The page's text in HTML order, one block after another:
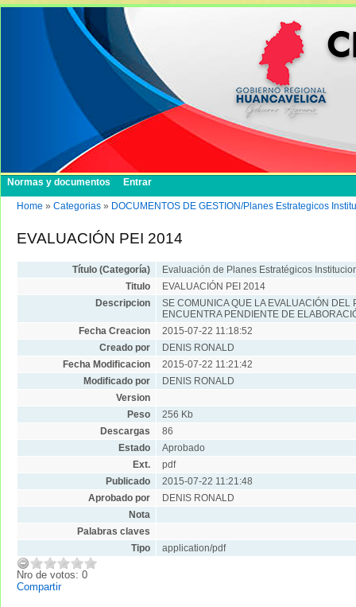
Normas y documentos Entrar
Home » Categorias » DOCUMENTOS DE GESTION/Planes Estrategicos
EVALUACIÓN PEI 2014
Título (Categoría)
Evaluación de Planes Estratégicos
Titulo
EVALUACIÓN PEI 2014
Descripcion
SE COMUNICA QUE LA EVALUACIÓN
ENCUENTRA PENDIENTE DE
Fecha Creacion
2015-07-22 11:18:52
Creado por
DENIS RONALD
Fecha Modificacion
2015-07-22 11:21:42
Modificado por
DENIS RONALD
Version
Peso
256 Kb
Descargas
86
Estado
Aprobado
Ext.
pdf
Publicado
2015-07-22 11:21:48
Aprobado por
DENIS RONALD
Nota
Palabras claves
Tipo
application/pdf
Nro de votos: 0
Compartir